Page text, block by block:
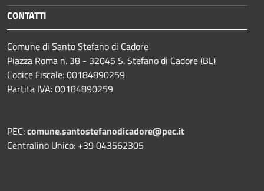
CONTATTI
Comune di Santo Stefano di Cadore
Piazza Roma n. 38 - 32045 S. Stefano di Cadore (BL)
Codice Fiscale: 00184890259
Partita IVA: 00184890259
PEC:comune.santostefanodicadore@pec.it
Centralino Unico: +39 043562305